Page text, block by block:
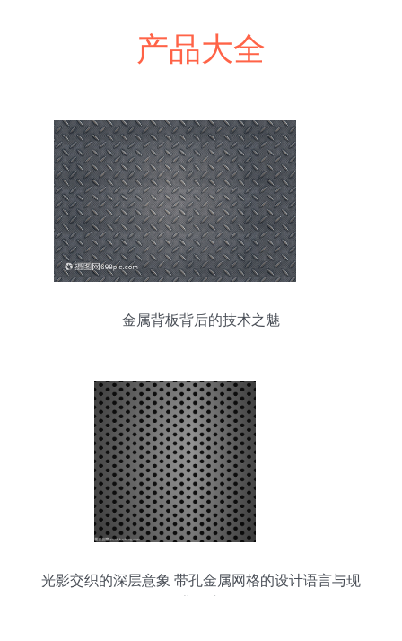
产品大全
金属背板背后的技术之魅
光影交织的深层意象 带孔金属网格的设计语言与现